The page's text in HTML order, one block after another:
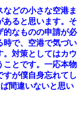
どの小さな空港ま
あると思います。そ
的なものの申請が必
時で、空港で気づい
。対策としてはカウ
ことです。一応本物
が僕自身忘れてし
間違いないと思い